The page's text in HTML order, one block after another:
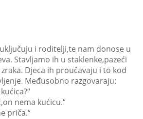
i roditelji,te nam donose u
Stavljamo ih u staklenke,pazeći
Djeca ih proučavaju i to kod
Međusobno razgovaraju:
nema kućicu.“
priča.“